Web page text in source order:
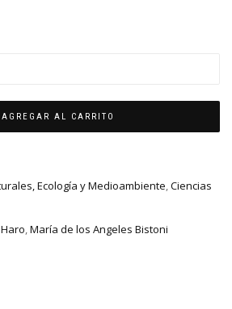
AGREGAR AL CARRITO
Ecología y Medioambiente,Ciencias
,María de los Angeles Bistoni